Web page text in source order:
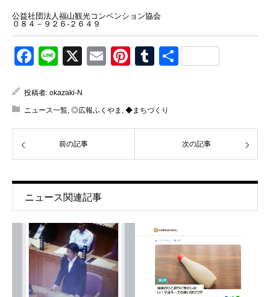
公益社団法人福山観光コンベンション協会
０８４－９２６-２６４９
Facebook
Line
X EmailPinterest
Tumblr
共
投稿者: okazaki-N
ニュース一覧, ◎広報ふくやま , ◆まちづくり
前の記事 次の記事
ニュース関連記事